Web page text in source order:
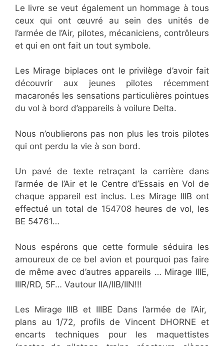
Le livre se veut également un hommage à tous
ceux qui ont œuvré au sein des unités de
l’armée de l’Air, pilotes, mécaniciens, contrôleurs
et qui en ont fait un tout symbole.
Les Mirage biplaces ont le privilège d’avoir fait
découvrir aux jeunes pilotes récemment
macaronés les sensations particulières pointues
du vol à bord d’appareils à voilure Delta.
Nous n’oublierons pas non plus les trois pilotes
qui ont perdu la vie à son bord.
Un pavé de texte retraçant la carrière dans
l’armée de l’Air et le Centre d’Essais en Vol de
chaque appareil est inclus. Les Mirage IIIB ont
effectué un total de 154708 heures de vol, les
BE 54761…
Nous espérons que cette formule séduira les
amoureux de ce bel avion et pourquoi pas faire
de même avec d’autres appareils … Mirage IIIE,
IIIR/RD, 5F… Vautour IIA/IIB/IIN!!!
Les Mirage IIIB et IIIBE Dans l’armée de l’Air,
plans au 1/72, profils de Vincent DHORNE et
encarts techniques pour les maquettistes